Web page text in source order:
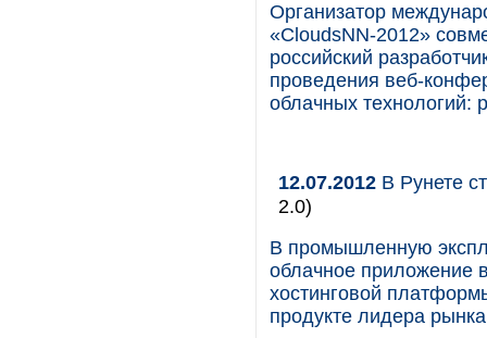
Организатор
«CloudsNN-2012»
российский
проведения веб-
облачных технологий:
12.07.2012 В Рунете
2.0)
В промышленную
облачное приложение
хостинговой
продукте лидера